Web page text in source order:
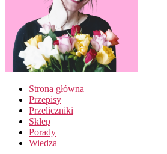
Strona główna
Przepisy
Przeliczniki
Sklep
Porady
Wiedza